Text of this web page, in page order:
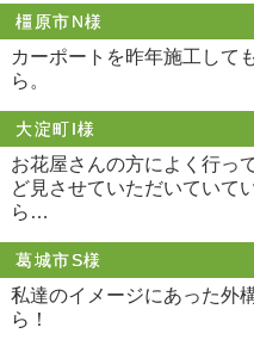
橿原市N様
カーポートを昨年施工して
ら。
大淀町I様
お花屋さんの方によく行っ
ど見させていただいていて
ら…
葛城市S様
私達のイメージにあった外
ら！